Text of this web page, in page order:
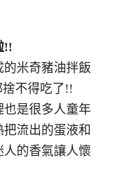
!!
米奇豬油拌飯
不得吃了!!
是很多人童年
流出的蛋液和
的香氣讓人懷